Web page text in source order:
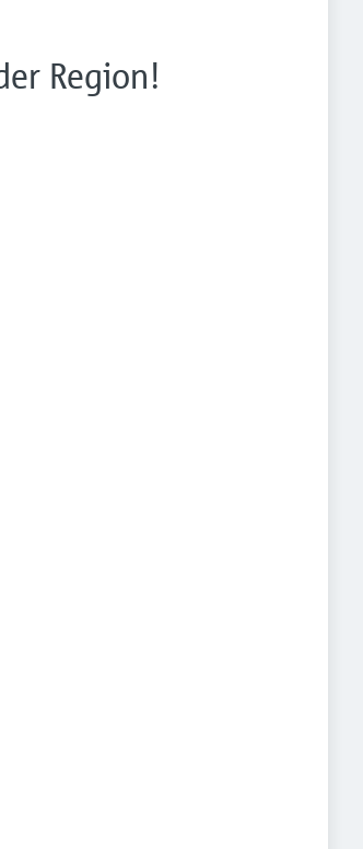
Region!